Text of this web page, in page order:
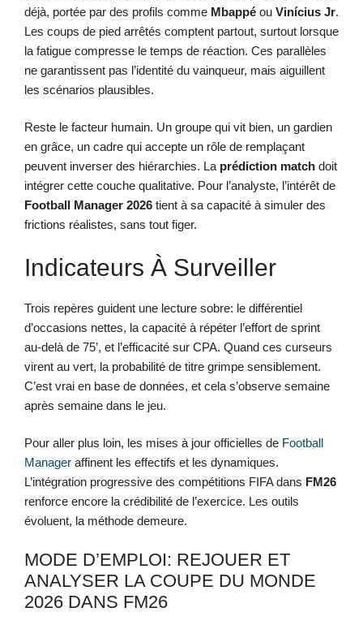
déjà, portée par des profils comme Mbappé ou Vinícius Jr.
Les coups de pied arrêtés comptent partout, surtout lorsque
la fatigue compresse le temps de réaction. Ces parallèles
ne garantissent pas l’identité du vainqueur, mais aiguillent
les scénarios plausibles.
Reste le facteur humain. Un groupe qui vit bien, un gardien
en grâce, un cadre qui accepte un rôle de remplaçant
peuvent inverser des hiérarchies. La prédiction match doit
intégrer cette couche qualitative. Pour l’analyste, l’intérêt de
Football Manager 2026 tient à sa capacité à simuler des
frictions réalistes, sans tout figer.
Indicateurs À Surveiller
Trois repères guident une lecture sobre: le différentiel
d’occasions nettes, la capacité à répéter l’effort de sprint
au-delà de 75’, et l’efficacité sur CPA. Quand ces curseurs
virent au vert, la probabilité de titre grimpe sensiblement.
C’est vrai en base de données, et cela s’observe semaine
après semaine dans le jeu.
Pour aller plus loin, les mises à jour officielles de Football
Manager affinent les effectifs et les dynamiques.
L’intégration progressive des compétitions FIFA dans FM26
renforce encore la crédibilité de l’exercice. Les outils
évoluent, la méthode demeure.
MODE D’EMPLOI: REJOUER ET
ANALYSER LA COUPE DU MONDE
2026 DANS FM26